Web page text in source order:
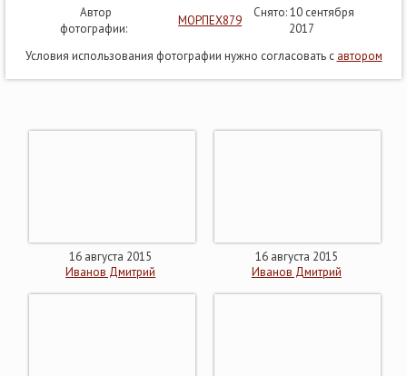
Автор
фотографии:
МОРПЕХ879
Снято: 10 сентября
2017
Условия использования фотографии нужно согласовать с автором
16 августа 2015
Иванов Дмитрий
16 августа 2015
Иванов Дмитрий